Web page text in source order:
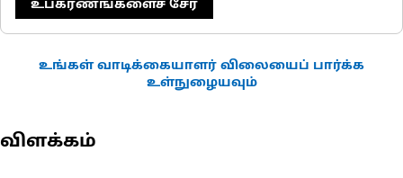
உபகரணங்களைச் சேர்
உங்கள் வாடிக்கையாளர் விலையைப் பார்க்க
உள்நுழையவும்
விளக்கம்